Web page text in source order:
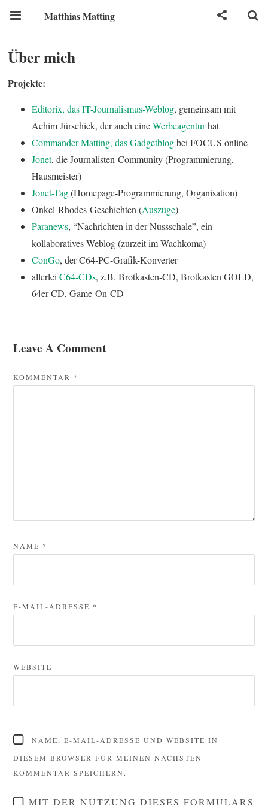
Matthias Matting
Über mich
Projekte:
Editorix, das IT-Journalismus-Weblog, gemeinsam mit
Achim Jürschick, der auch eineWerbeagenturhat
Commander Matting, das Gadgetblogbei FOCUS online
Jonet, die Journalisten-Community (Programmierung,
Hausmeister)
Jonet-Tag(Homepage-Programmierung, Organisation)
Onkel-Rhodes-Geschichten (Auszüge)
Paranews, “Nachrichten in der Nussschale”, ein
kollaboratives Weblog (zurzeit im Wachkoma)
ConGo, der C64-PC-Grafik-Konverter
allerleiC64-CDs, z.B. Brotkasten-CD, Brotkasten GOLD,
64er-CD, Game-On-CD
Leave A Comment
KOMMENTAR *
NAME *
E-MAIL-ADRESSE *
WEBSITE
NAME, E-MAIL-ADRESSE UND WEBSITE IN
DIESEM BROWSER FÜR MEINEN NÄCHSTEN
KOMMENTAR SPEICHERN.
MIT DER NUTZUNG DIESES FORMULARS